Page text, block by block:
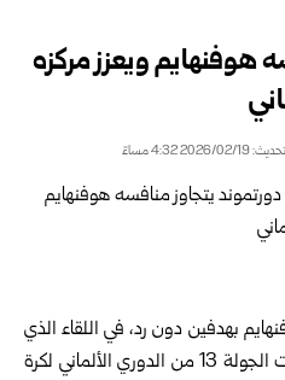
هوفنهايم ويعزز مركزه
02/19 4:32 مساءً
بهدفين دون رد، في اللقاء الذي
أقيم بينهما اليوم، ضمن منافسات الجولة 13 من الدوري الألماني لكرة